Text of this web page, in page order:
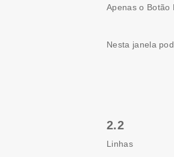
Apenas o Botão
Nesta janela
2.2
Linhas